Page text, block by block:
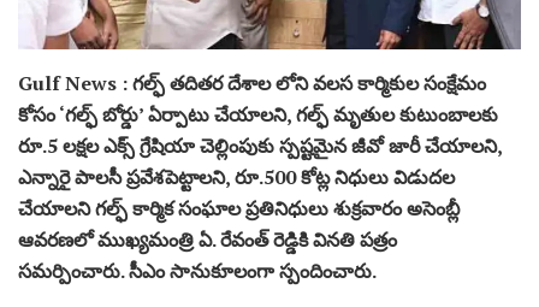
Gulf News : గల్ఫ్ తదితర దేశాల లోని వలస కార్మికుల సంక్షేమం
కోసం ‘గల్ఫ్ బోర్డు’ ఏర్పాటు చేయాలని, గల్ఫ్ మృతుల కుటుంబాలకు
రూ.5 లక్షల ఎక్స్ గ్రేషియా చెల్లింపుకు స్పష్టమైన జీవో జారీ చేయాలని,
ఎన్నారై పాలసీ ప్రవేశపెట్టాలని, రూ.500 కోట్ల నిధులు విడుదల
చేయాలని గల్ఫ్ కార్మిక సంఘాల ప్రతినిధులు శుక్రవారం అసెంబ్లీ
ఆవరణలో ముఖ్యమంత్రి ఏ. రేవంత్ రెడ్డికి వినతి పత్రం
సమర్పించారు. సీఎం సానుకూలంగా స్పందించారు.